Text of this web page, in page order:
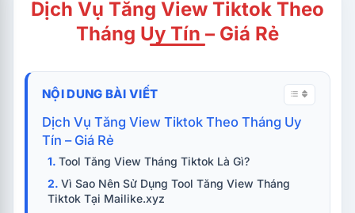
Dịch Vụ Tăng View Tiktok Theo
Tháng Uy Tín – Giá Rẻ
NỘI DUNG BÀI VIẾT
Dịch Vụ Tăng View Tiktok Theo Tháng Uy
Tín – Giá Rẻ
Tool Tăng View Tháng Tiktok Là Gì?
Vì Sao Nên Sử Dụng Tool Tăng View Tháng
Tiktok Tại Mailike.xyz